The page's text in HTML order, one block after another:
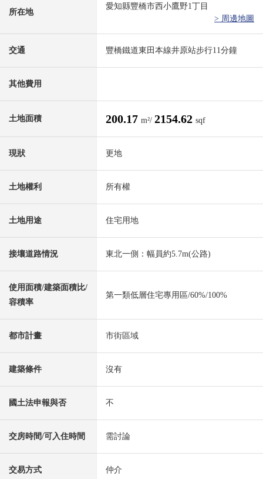
所在地
愛知縣豐橋市西小鷹野1丁目
> 周邊地圖
交通 豐橋鐵道東田本線井原站步行11分鐘
其他費用
土地面積 200.17 m²/ 2154.62 sqf
現狀 更地
土地權利 所有權
土地用途 住宅用地
接壤道路情況 東北一側：幅員約5.7m(公路)
使用面積/建築面積比/
容積率
第一類低層住宅專用區/60%/100%
都市計畫 市街區域
建築條件 沒有
國土法申報與否 不
交房時間/可入住時間 需討論
交易方式 仲介